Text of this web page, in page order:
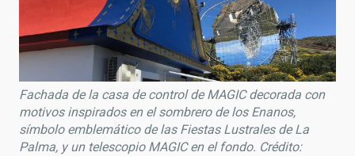
Fachada de la casa de control de MAGIC decorada con
motivos inspirados en el sombrero de los Enanos,
símbolo emblemático de las Fiestas Lustrales de La
Palma, y un telescopio MAGIC en el fondo. Crédito: